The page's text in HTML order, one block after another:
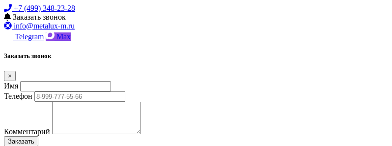
+7 (499) 348-23-28
Заказать звонок
info@metalux-m.ru
Telegram
Max
Заказать звонок
×
Имя
Телефон
Комментарий
Заказать